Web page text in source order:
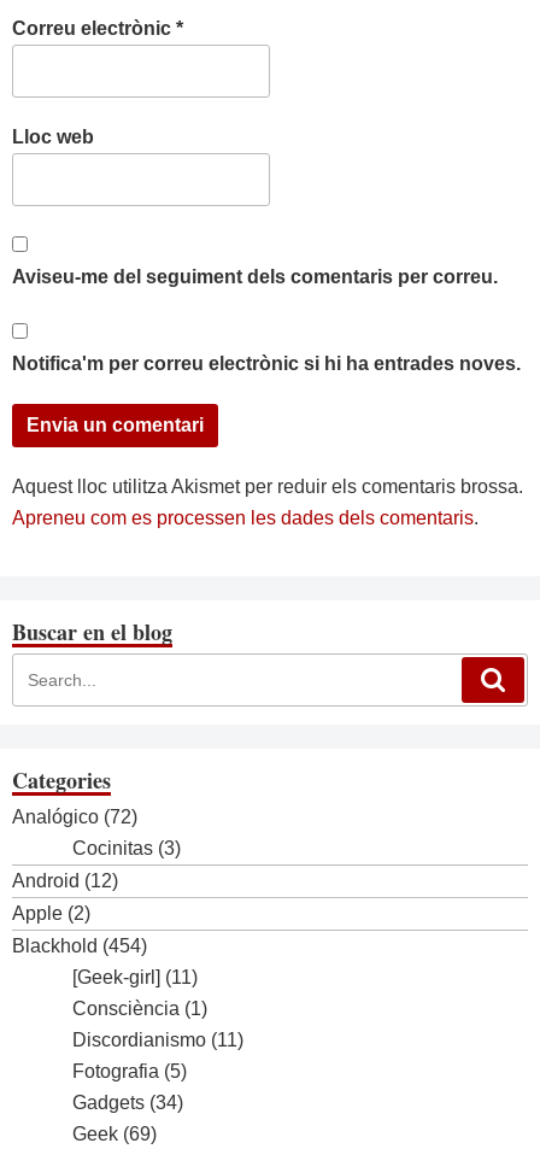
Correu electrònic *
Lloc web
Aviseu-me del seguiment dels comentaris per correu.
Notifica'm per correu electrònic si hi ha entrades noves.
Aquest lloc utilitza Akismet per reduir els comentaris brossa.
Apreneu com es processen les dades dels comentaris.
Buscar en el blog
Categories
Analógico (72)
Cocinitas (3)
Android (12)
Apple (2)
Blackhold (454)
[Geek-girl] (11)
Consciència (1)
Discordianismo (11)
Fotografia (5)
Gadgets (34)
Geek (69)